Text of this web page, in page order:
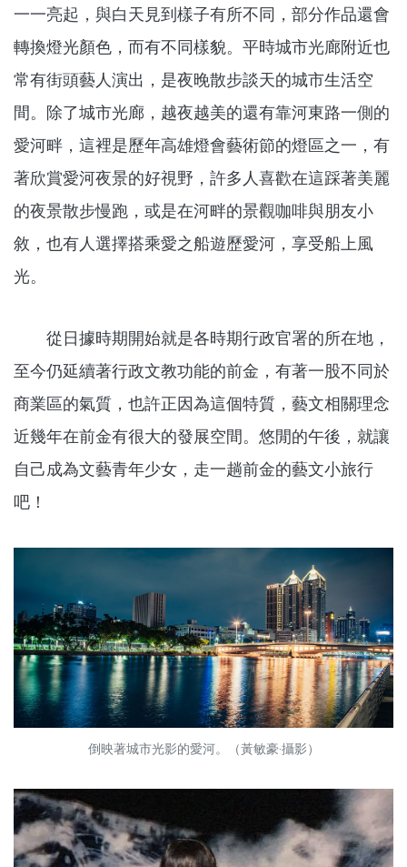
一一亮起，與白天見到樣子有所不同，部分作品還會
轉換燈光顏色，而有不同樣貌。平時城市光廊附近也
常有街頭藝人演出，是夜晚散步談天的城市生活空
間。除了城市光廊，越夜越美的還有靠河東路一側的
愛河畔，這裡是歷年高雄燈會藝術節的燈區之一，有
著欣賞愛河夜景的好視野，許多人喜歡在這踩著美麗
的夜景散步慢跑，或是在河畔的景觀咖啡與朋友小
敘，也有人選擇搭乘愛之船遊歷愛河，享受船上風
光。
從日據時期開始就是各時期行政官署的所在地，
至今仍延續著行政文教功能的前金，有著一股不同於
商業區的氣質，也許正因為這個特質，藝文相關理念
近幾年在前金有很大的發展空間。悠閒的午後，就讓
自己成為文藝青年少女，走一趟前金的藝文小旅行
吧！
倒映著城市光影的愛河。（黃敏豪‧攝影）